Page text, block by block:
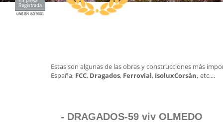
Estas son algunas de las obras y construcciones más
España, FCC, Dragados, Ferrovial, IsoluxCorsán, etc....
- DRAGADOS-59 viv OLMEDO